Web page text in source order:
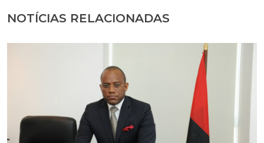
NOTÍCIAS RELACIONADAS